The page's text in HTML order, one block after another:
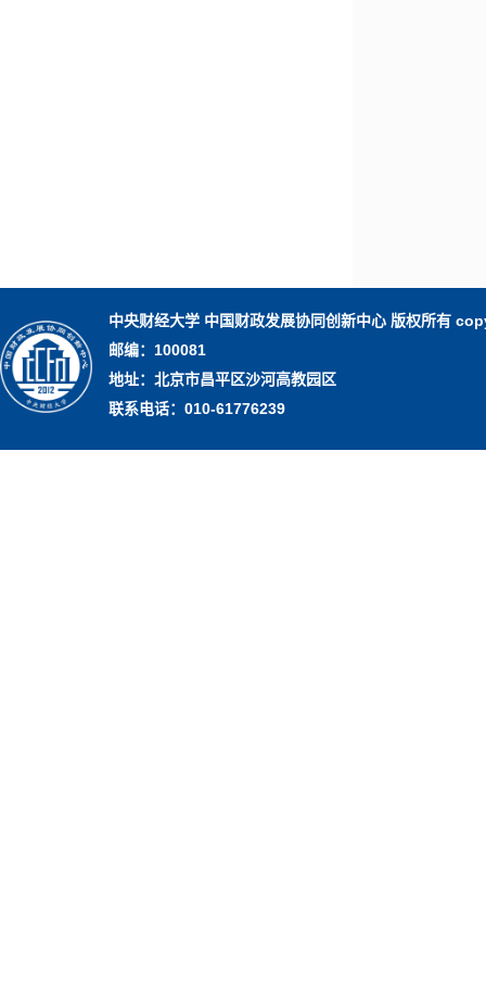
中央财经大学 中国财政发展协同创新中心 版权所有
邮编：100081
地址：北京市昌平区沙河高教园区
联系电话：010-61776239